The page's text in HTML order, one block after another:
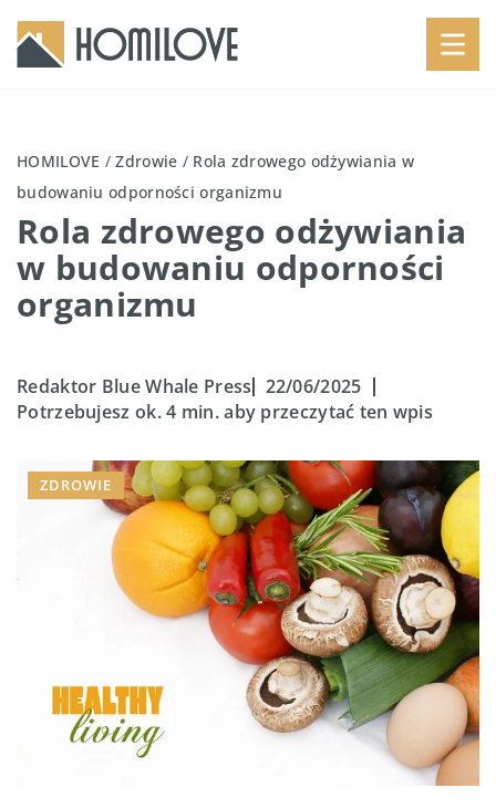
HOMILOVE /Zdrowie / Rola zdrowego odżywiania w
budowaniu odporności organizmu
Rola zdrowego odżywiania
w budowaniu odporności
organizmu
Redaktor Blue Whale Press
22/06/2025
Potrzebujesz ok. 4 min. aby przeczytać ten wpis
ZDROWIE